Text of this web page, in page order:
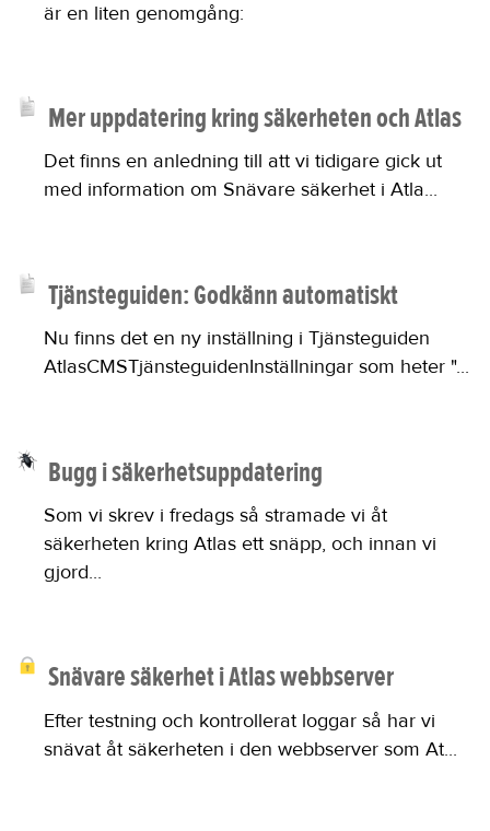
är en liten genomgång:
Mer uppdatering kring säkerheten och Atlas
Det finns en anledning till att vi tidigare gick ut
med information om Snävare säkerhet i Atla...
Tjänsteguiden: Godkänn automatiskt
Nu finns det en ny inställning i Tjänsteguiden
AtlasCMSTjänsteguidenInställningar som heter "...
Bugg i säkerhetsuppdatering
Som vi skrev i fredags så stramade vi åt
säkerheten kring Atlas ett snäpp, och innan vi
gjord...
Snävare säkerhet i Atlas webbserver
Efter testning och kontrollerat loggar så har vi
snävat åt säkerheten i den webbserver som At...